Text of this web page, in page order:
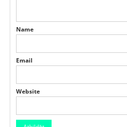
Name
Email
Website